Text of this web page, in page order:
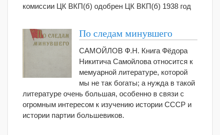
комиссии ЦК ВКП(б) одобрен ЦК ВКП(б) 1938 год
По следам минувшего
САМОЙЛОВ Ф.Н. Книга Фёдора
Никитича Самойлова относится к
мемуарной литературе, которой
мы не так богаты; а нужда в такой
литературе очень большая, особенно в связи с
огромным интересом к изучению истории СССР и
истории партии большевиков.